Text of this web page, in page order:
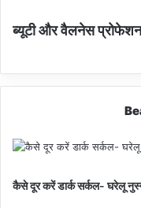
ब्यूटी और वैलनेस
कैसे दूर करें डार्क सर्कल- घरेलू